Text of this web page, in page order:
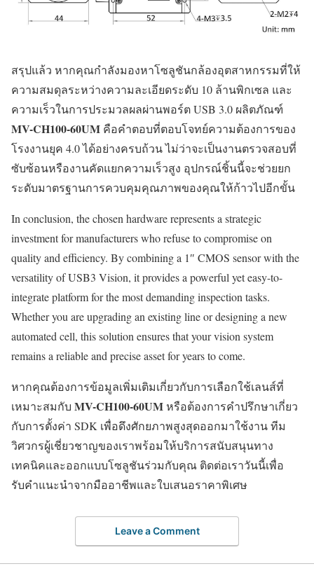
สรุปแล้ว หากคุณกำลังมองหาโซลูชันกล้องอุตสาหกรรมที่ให้
ความสมดุลระหว่างความละเอียดระดับ 10 ล้านพิกเซล และ
ความเร็วในการประมวลผลผ่านพอร์ต USB 3.0 ผลิตภัณฑ์
MV-CH100-60UM คือคำตอบที่ตอบโจทย์ความต้องการของ
โรงงานยุค 4.0 ได้อย่างครบถ้วน ไม่ว่าจะเป็นงานตรวจสอบที่
ซับซ้อนหรืองานคัดแยกความเร็วสูง อุปกรณ์ชิ้นนี้จะช่วยยก
ระดับมาตรฐานการควบคุมคุณภาพของคุณให้ก้าวไปอีกขั้น
In conclusion, the chosen hardware represents a strategic
investment for manufacturers who refuse to compromise on
quality and efficiency. By combining a 1″ CMOS sensor with the
versatility of USB3 Vision, it provides a powerful yet easy-to-
integrate platform for the most demanding inspection tasks.
Whether you are upgrading an existing line or designing a new
automated cell, this solution ensures that your vision system
remains a reliable and precise asset for years to come.
หากคุณต้องการข้อมูลเพิ่มเติมเกี่ยวกับการเลือกใช้เลนส์ที่
เหมาะสมกับ MV-CH100-60UMหรือต้องการคำปรึกษาเกี่ยว
กับการตั้งค่า SDK เพื่อดึงศักยภาพสูงสุดออกมาใช้งาน ทีม
วิศวกรผู้เชี่ยวชาญของเราพร้อมให้บริการสนับสนุนทาง
เทคนิคและออกแบบโซลูชันร่วมกับคุณ ติดต่อเราวันนี้เพื่อ
รับคำแนะนำจากมืออาชีพและใบเสนอราคาพิเศษ
Leave a Comment